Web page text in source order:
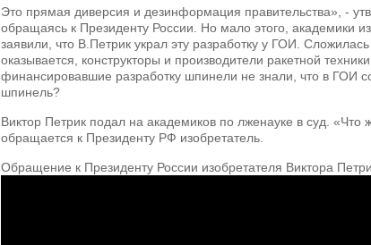
Это прямая диверсия и дезинформация правительства», -
обращаясь к Президенту России. Но мало этого, академики
заявили, что В.Петрик украл эту разработку у ГОИ.
оказывается, конструкторы и производители ракетной
финансировавшие разработку шпинели не знали, что в ГОИ
шпинель?
Виктор Петрик подал на академиков по лженауке в суд. «Что
обращается к Президенту РФ изобретатель.
Обращение к Президенту России изобретателя Виктора